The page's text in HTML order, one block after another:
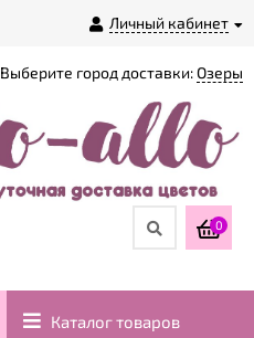
Личный кабинет
Выберите город доставки:Озеры
0
Каталог товаров